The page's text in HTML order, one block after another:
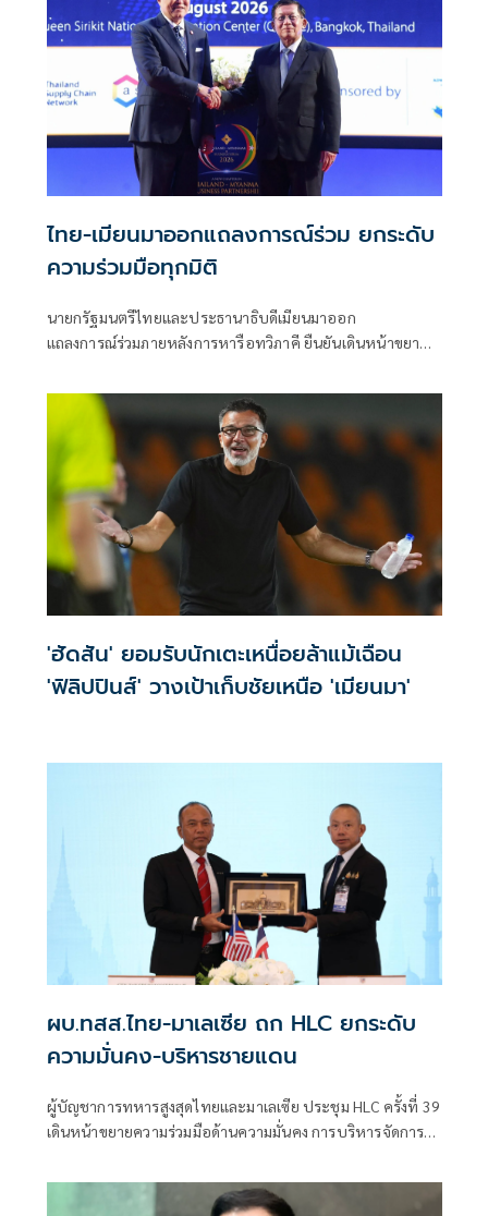
ไทย-เมียนมาออกแถลงการณ์ร่วม ยกระดับ
ความร่วมมือทุกมิติ
นายกรัฐมนตรีไทยและประธานาธิบดีเมียนมาออก
แถลงการณ์ร่วมภายหลังการหารือทวิภาคี ยืนยันเดินหน้าขยาย
ปราบปรามอาชญากรรมข้ามชา
'ฮัดสัน' ยอมรับนักเตะเหนื่อยล้าแม้เฉือน
'ฟิลิปปินส์' วางเป้าเก็บชัยเหนือ 'เมียนมา'
ผบ.ทสส.ไทย-มาเลเซีย ถก HLC ยกระดับ
ความมั่นคง-บริหารชายแดน
ผู้บัญชาการทหารสูงสุดไทยและมาเลเซีย ประชุม HLC ครั้งที่ 39
เดินหน้าขยายความร่วมมือด้านความมั่นคง การบริหารจัดการ